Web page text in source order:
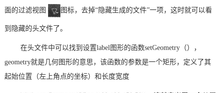
面的过滤视图 图标，去掉“隐藏生成的文件”一项，这时就可以看
到隐藏的头文件了。
在头文件中可以找到设置label图形的函数setGeometry（），
geometry就是几何图形的意思，该函数的参数是一个矩形，定义了其
起始位置（左上角点的坐标）和长度宽度